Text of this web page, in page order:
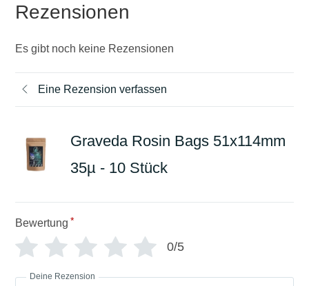
Rezensionen
Es gibt noch keine Rezensionen
Eine Rezension verfassen
Graveda Rosin Bags 51x114mm
35µ - 10 Stück
Bewertung *
0/5
Deine Rezension